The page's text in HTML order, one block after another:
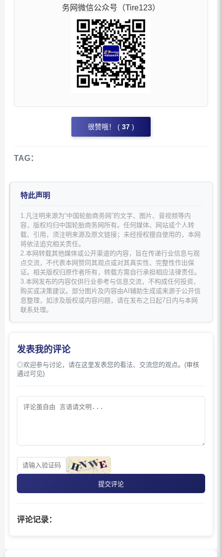
务网微信公众号（Tire123）
很赞哦！ ( 37 )
TAG：
特此声明
1.凡注明来源为“中国轮胎商务网”的文字、图片、音视频等内
容，版权均归中国轮胎商务网所有。任何媒体、网站或个人转
载、引用，须注明来源及原文链接；未经授权擅自使用的，本网
将依法追究相关责任。
2.本网转载其他媒体或公开渠道的内容，旨在传递行业信息与观
点交流，不代表本网赞同其观点或对其真实性、完整性作出保
证。相关版权归原作者所有，转载方需自行承担相应法律责任。
3.本网发布的内容仅供行业参考与信息交流，不构成任何投资、
购买或决策建议。部分图片及内容由AI辅助生成或来源于公开信
息整理，如涉及版权或内容问题，请在发布之日起7日内与本网
联系处理。
发表我的评论
◎欢迎参与讨论，请在这里发表您的看法、交流您的观点。(审核
通过可见)
提交评论
评论记录：